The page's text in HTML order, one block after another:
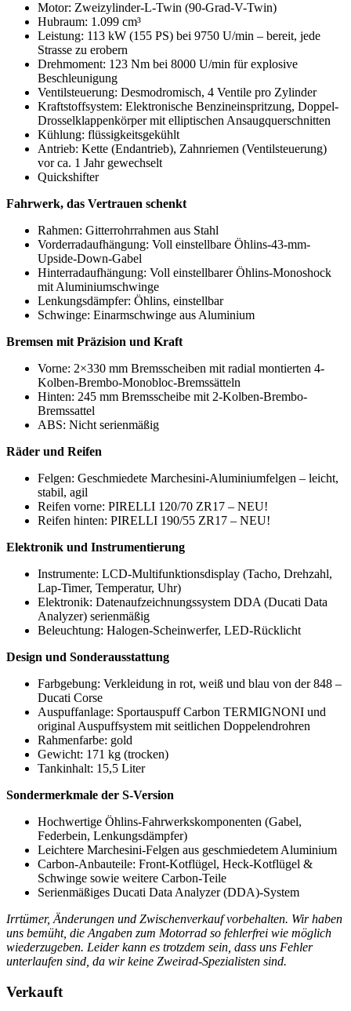
Motor: Zweizylinder-L-Twin (90-Grad-V-Twin)
Hubraum: 1.099 cm³
Leistung: 113 kW (155 PS) bei 9750 U/min – bereit, jede
Strasse zu erobern
Drehmoment: 123 Nm bei 8000 U/min für explosive
Beschleunigung
Ventilsteuerung: Desmodromisch, 4 Ventile pro Zylinder
Kraftstoffsystem: Elektronische Benzineinspritzung, Doppel-
Drosselklappenkörper mit elliptischen Ansaugquerschnitten
Kühlung: flüssigkeitsgekühlt
Antrieb: Kette (Endantrieb), Zahnriemen (Ventilsteuerung)
vor ca. 1 Jahr gewechselt
Quickshifter
Fahrwerk, das Vertrauen schenkt
Rahmen: Gitterrohrrahmen aus Stahl
Vorderradaufhängung: Voll einstellbare Öhlins-43-mm-
Upside-Down-Gabel
Hinterradaufhängung: Voll einstellbarer Öhlins-Monoshock
mit Aluminiumschwinge
Lenkungsdämpfer: Öhlins, einstellbar
Schwinge: Einarmschwinge aus Aluminium
Bremsen mit Präzision und Kraft
Vorne: 2×330 mm Bremsscheiben mit radial montierten 4-
Kolben-Brembo-Monobloc-Bremssätteln
Hinten: 245 mm Bremsscheibe mit 2-Kolben-Brembo-
Bremssattel
ABS: Nicht serienmäßig
Räder und Reifen
Felgen: Geschmiedete Marchesini-Aluminiumfelgen – leicht,
stabil, agil
Reifen vorne: PIRELLI 120/70 ZR17 – NEU!
Reifen hinten: PIRELLI 190/55 ZR17 – NEU!
Elektronik und Instrumentierung
Instrumente: LCD-Multifunktionsdisplay (Tacho, Drehzahl,
Lap-Timer, Temperatur, Uhr)
Elektronik: Datenaufzeichnungssystem DDA (Ducati Data
Analyzer) serienmäßig
Beleuchtung: Halogen-Scheinwerfer, LED-Rücklicht
Design und Sonderausstattung
Farbgebung: Verkleidung in rot, weiß und blau von der 848 –
Ducati Corse
Auspuffanlage: Sportauspuff Carbon TERMIGNONI und
original Auspuffsystem mit seitlichen Doppelendrohren
Rahmenfarbe: gold
Gewicht: 171 kg (trocken)
Tankinhalt: 15,5 Liter
Sondermerkmale der S-Version
Hochwertige Öhlins-Fahrwerkskomponenten (Gabel,
Federbein, Lenkungsdämpfer)
Leichtere Marchesini-Felgen aus geschmiedetem Aluminium
Carbon-Anbauteile: Front-Kotflügel, Heck-Kotflügel &
Schwinge sowie weitere Carbon-Teile
Serienmäßiges Ducati Data Analyzer (DDA)-System
Irrtümer, Änderungen und Zwischenverkauf vorbehalten. Wir haben
uns bemüht, die Angaben zum Motorrad so fehlerfrei wie möglich
wiederzugeben. Leider kann es trotzdem sein, dass uns Fehler
unterlaufen sind, da wir keine Zweirad-Spezialisten sind.
Verkauft